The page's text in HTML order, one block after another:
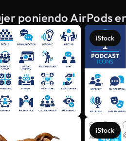
poniendo AirPods
iStock
iStock